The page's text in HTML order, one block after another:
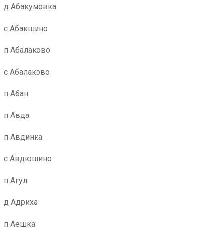
д Абакумовка
с Абакшино
п Абалаково
с Абалаково
п Абан
п Авда
п Авдинка
с Авдюшино
п Агул
д Адриха
п Аешка